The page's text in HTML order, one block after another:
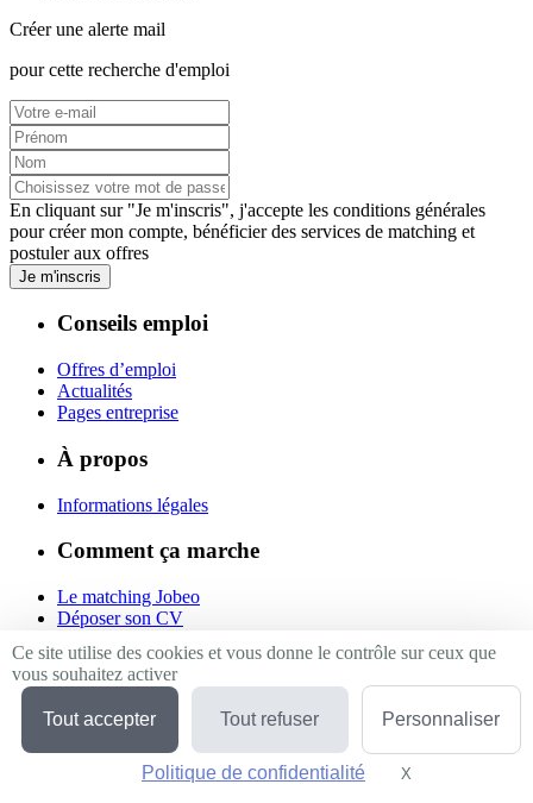
Créer une alerte mail
pour cette recherche d'emploi
En cliquant sur "Je m'inscris", j'accepte les conditions générales
pour créer mon compte, bénéficier des services de matching et
postuler aux offres
Je m'inscris
Conseils emploi
Offres d’emploi
Actualités
Pages entreprise
À propos
Informations légales
Comment ça marche
Le matching Jobeo
Déposer son CV
Suivez-nous
Linkedin
Facebook
Twitter
Ce site utilise des cookies et vous donne le contrôle sur ceux que
vous souhaitez activer
Tout accepter Tout refuser Personnaliser
Politique de confidentialité X